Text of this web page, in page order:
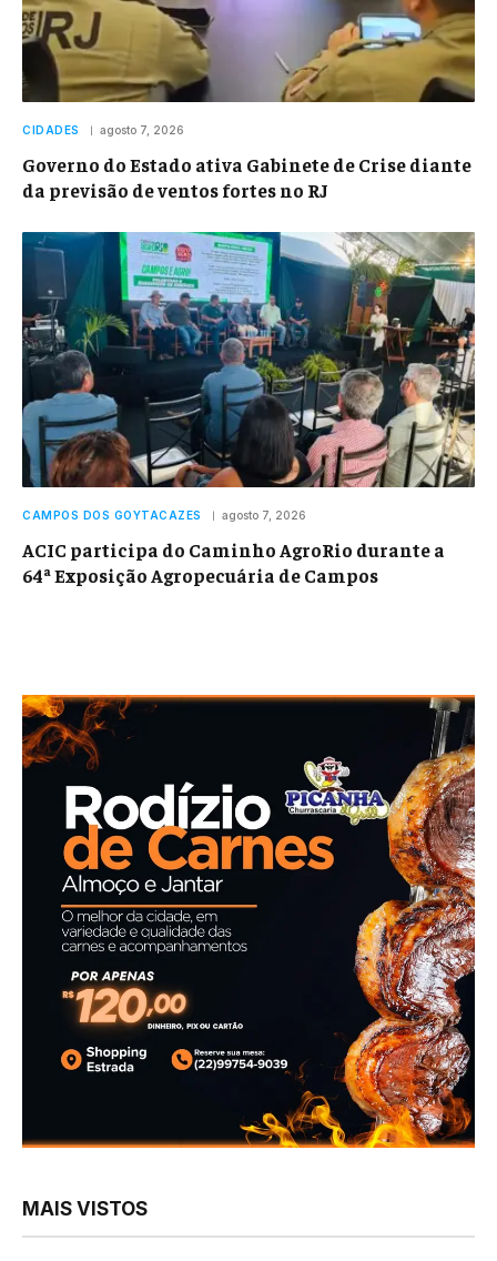
CIDADES agosto 7, 2026
Governo do Estado ativa Gabinete de Crise diante
da previsão de ventos fortes no RJ
CAMPOS DOS GOYTACAZES agosto 7, 2026
ACIC participa do Caminho AgroRio durante a
64ª Exposição Agropecuária de Campos
MAIS VISTOS